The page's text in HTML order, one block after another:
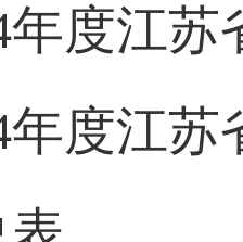
年度江苏
年度江苏